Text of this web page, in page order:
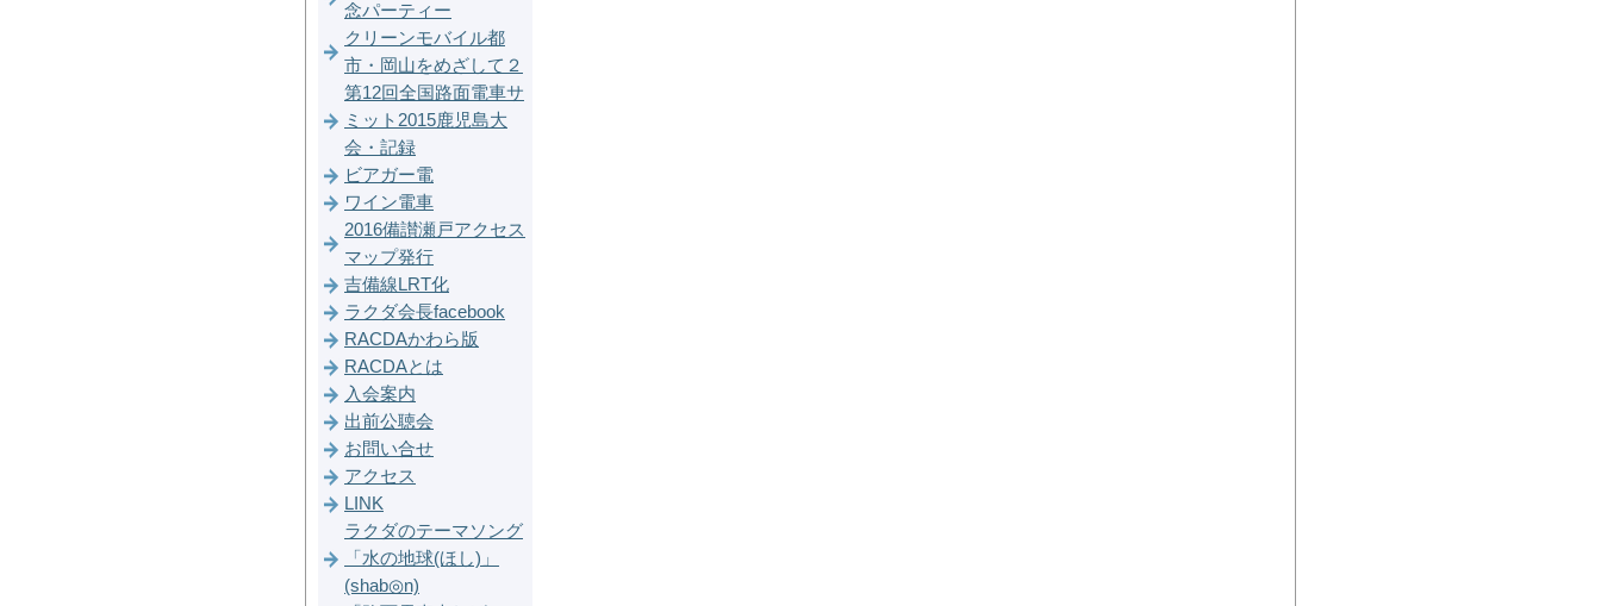
念パーティー
クリーンモバイル都
市・岡山をめざして２
第12回全国路面電車サ
ミット2015鹿児島大
会・記録
ビアガー電
ワイン電車
2016備讃瀬戸アクセス
マップ発行
吉備線LRT化
ラクダ会長facebook
RACDAかわら版
RACDAとは
入会案内
出前公聴会
お問い合せ
アクセス
LINK
ラクダのテーマソング
「水の地球(ほし)」
(shab◎n)